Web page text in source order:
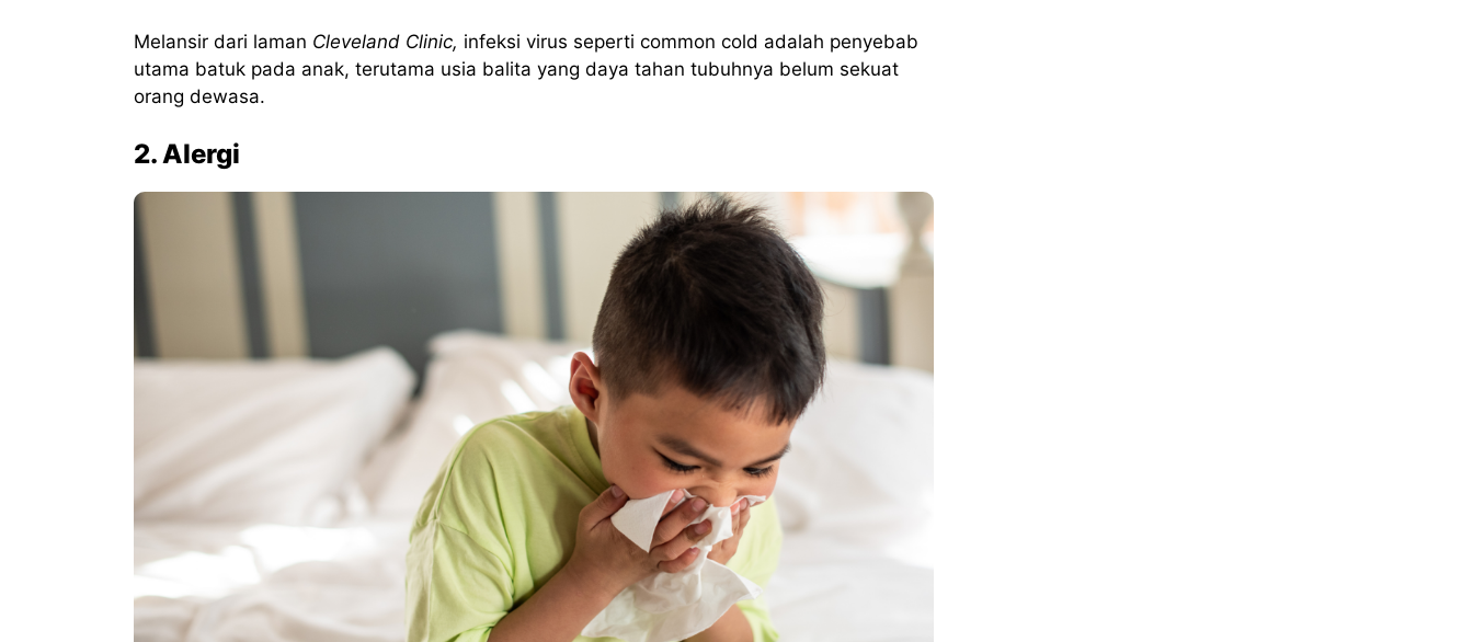
Melansir dari laman Cleveland Clinic, infeksi virus seperti common cold adalah penyebab
utama batuk pada anak, terutama usia balita yang daya tahan tubuhnya belum sekuat
orang dewasa.
2. Alergi